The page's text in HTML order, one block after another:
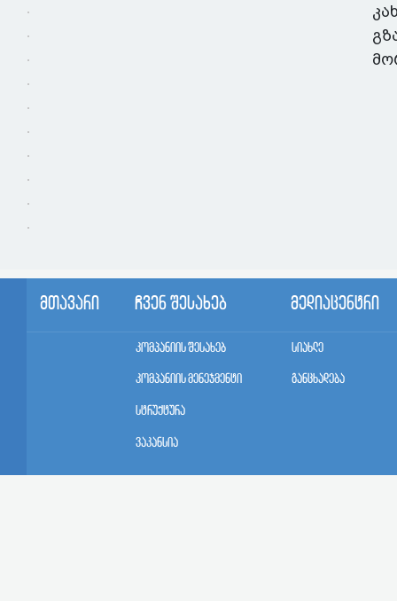
მთავარი ჩვენ შესახებ მედიაცენტრი
კომპანიის შესახებ სიახლე
კომპანიის მენეჯმენტი განცხადება
სტრუქტურა
ვაკანსია